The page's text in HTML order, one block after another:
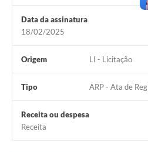
Arquivo Histórico
Solicitação Obras
Nota Fiscal Eletrônica
ITBI Online
Tramitação de Processos
Data da assinatura
18/02/2025
Origem LI - Licitação
Tipo ARP - Ata de
Receita ou despesa
Receita